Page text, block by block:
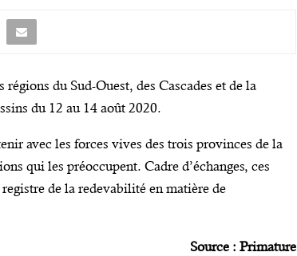
du Sud-Ouest, des Cascades et de la
du 12 au 14 août 2020.
avec les forces vives des trois provinces de la
qui les préoccupent. Cadre d’échanges, ces
de la redevabilité en matière de
Source : Primature